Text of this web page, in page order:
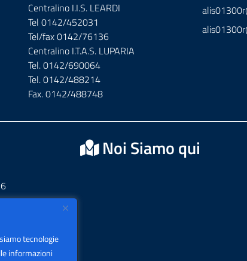
tecnologie
informazioni
Centralino I.I.S. LEARDI
Tel 0142/452031
Tel/fax 0142/76136
Centralino I.T.A.S. LUPARIA
Tel. 0142/690064
Tel. 0142/488214
Fax. 0142/488748
Noi Siamo qui